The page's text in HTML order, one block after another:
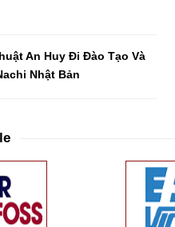
An Huy Đi Đào Tạo Và
Nhật Bản